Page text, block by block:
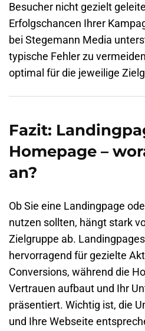
Besucher nicht gezielt
Erfolgschancen Ihrer
bei Stegemann Media
typische Fehler zu
optimal für die jeweilige
Fazit:
Homepage –
an?
Ob Sie eine Landingpage
nutzen sollten, hängt stark
Zielgruppe ab.
hervorragend für gezielte
Conversions, während die
Vertrauen aufbaut und Ihr
präsentiert. Wichtig ist, die
und Ihre Webseite